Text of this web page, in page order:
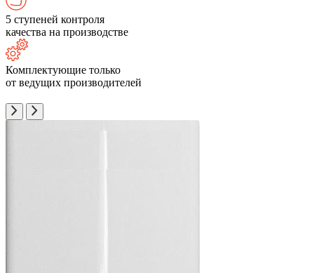
5 ступеней контроля
качества на производстве
Комплектующие только
от ведущих производителей